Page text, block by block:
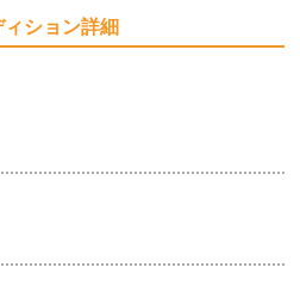
ィション詳細